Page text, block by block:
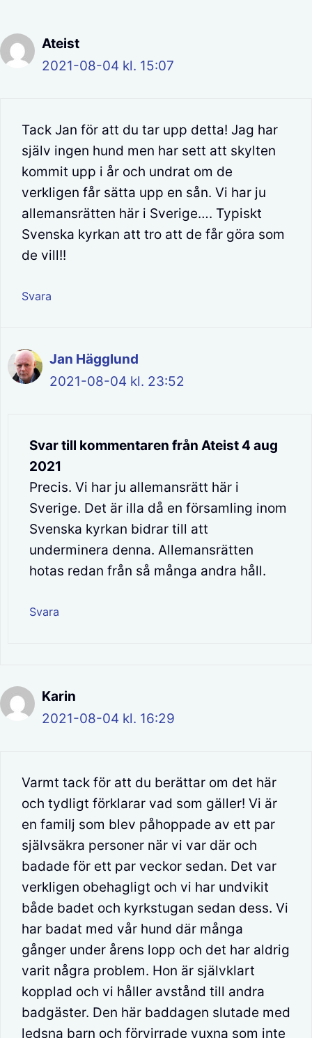
Ateist
2021-08-04 kl. 15:07
Tack Jan för att du tar upp detta! Jag har
själv ingen hund men har sett att skylten
kommit upp i år och undrat om de
verkligen får sätta upp en sån. Vi har ju
allemansrätten här i Sverige…. Typiskt
Svenska kyrkan att tro att de får göra som
de vill!!
Svara
Jan Hägglund
2021-08-04 kl. 23:52
Svar till kommentaren från Ateist 4 aug
2021
Precis. Vi har ju allemansrätt här i
Sverige. Det är illa då en församling inom
Svenska kyrkan bidrar till att
underminera denna. Allemansrätten
hotas redan från så många andra håll.
Svara
Karin
2021-08-04 kl. 16:29
Varmt tack för att du berättar om det här
och tydligt förklarar vad som gäller! Vi är
en familj som blev påhoppade av ett par
självsäkra personer när vi var där och
badade för ett par veckor sedan. Det var
verkligen obehagligt och vi har undvikit
både badet och kyrkstugan sedan dess. Vi
har badat med vår hund där många
gånger under årens lopp och det har aldrig
varit några problem. Hon är självklart
kopplad och vi håller avstånd till andra
badgäster. Den här baddagen slutade med
ledsna barn och förvirrade vuxna som inte